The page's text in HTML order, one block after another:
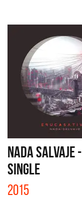
NADA SALVAJE -
SINGLE
2015